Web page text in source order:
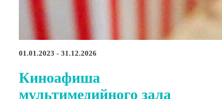
01.01.2023 - 31.12.2026
Киноафиша
мультимедийного зала